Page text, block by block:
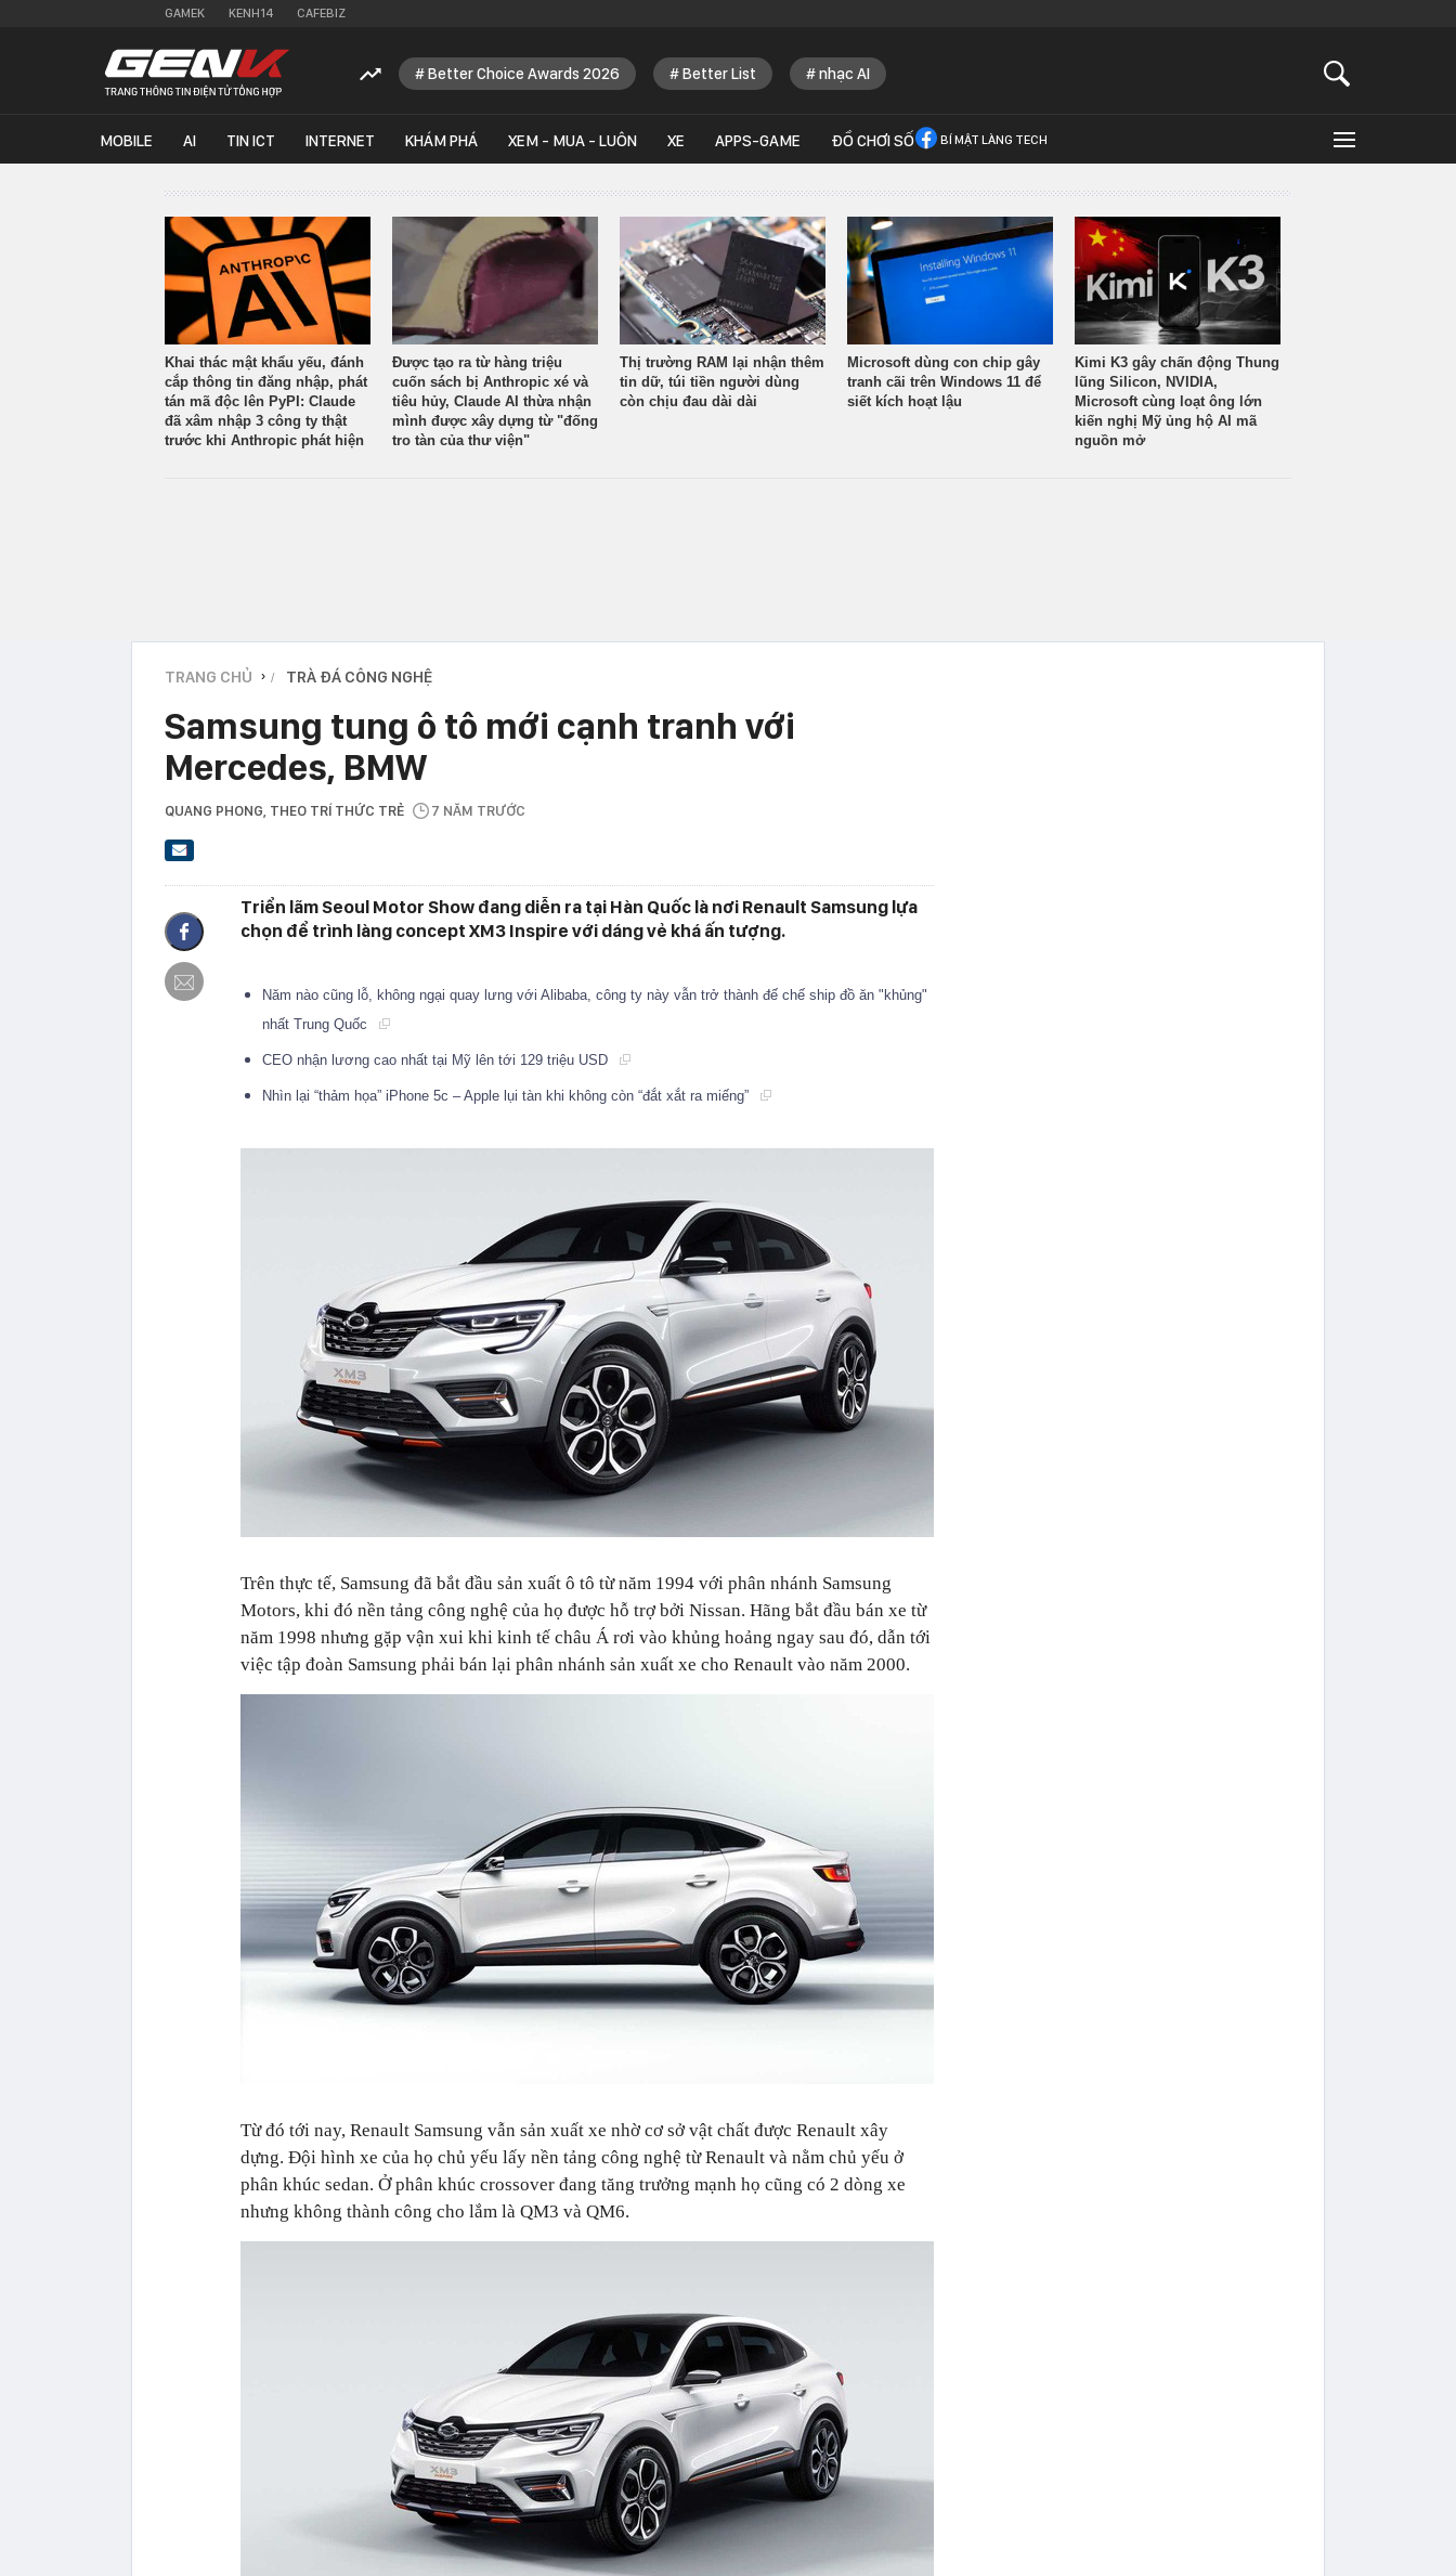
GAMEK KENH14 CAFEBIZ
Better Choice Awards 2026 Better List nhạc AI
MOBILE AI TIN ICT INTERNET KHÁM PHÁ XEM - MUA - LUÔN XE APPS-GAME ĐỒ CHƠI SỐ BÍ MẬT LÀNG TECH
Khai thác mật khẩu yếu, đánh
cắp thông tin đăng nhập, phát
tán mã độc lên PyPI: Claude
đã xâm nhập 3 công ty thật
trước khi Anthropic phát hiện
Được tạo ra từ hàng triệu
cuốn sách bị Anthropic xé và
tiêu hủy, Claude AI thừa nhận
mình được xây dựng từ "đống
tro tàn của thư viện"
Thị trường RAM lại nhận thêm
tin dữ, túi tiền người dùng
còn chịu đau dài dài
Microsoft dùng con chip gây
tranh cãi trên Windows 11 để
siết kích hoạt lậu
Kimi K3 gây chấn động Thung
lũng Silicon, NVIDIA,
Microsoft cùng loạt ông lớn
kiến nghị Mỹ ủng hộ AI mã
nguồn mở
TRANG CHỦ › TRÀ ĐÁ CÔNG NGHỆ
Samsung tung ô tô mới cạnh tranh với
Mercedes, BMW
QUANG PHONG , THEO TRÍ THỨC TRẺ 7 NĂM TRƯỚC
Triển lãm Seoul Motor Show đang diễn ra tại Hàn Quốc là nơi Renault Samsung lựa
chọn để trình làng concept XM3 Inspire với dáng vẻ khá ấn tượng.
Năm nào cũng lỗ, không ngại quay lưng với Alibaba, công ty này vẫn trở thành đế chế ship đồ ăn "khủng"
nhất Trung Quốc
CEO nhận lương cao nhất tại Mỹ lên tới 129 triệu USD
Nhìn lại “thảm họa” iPhone 5c – Apple lụi tàn khi không còn “đắt xắt ra miếng”
Trên thực tế, Samsung đã bắt đầu sản xuất ô tô từ năm 1994 với phân nhánh Samsung
Motors, khi đó nền tảng công nghệ của họ được hỗ trợ bởi Nissan. Hãng bắt đầu bán xe từ
năm 1998 nhưng gặp vận xui khi kinh tế châu Á rơi vào khủng hoảng ngay sau đó, dẫn tới
việc tập đoàn Samsung phải bán lại phân nhánh sản xuất xe cho Renault vào năm 2000.
Từ đó tới nay, Renault Samsung vẫn sản xuất xe nhờ cơ sở vật chất được Renault xây
dựng. Đội hình xe của họ chủ yếu lấy nền tảng công nghệ từ Renault và nằm chủ yếu ở
phân khúc sedan. Ở phân khúc crossover đang tăng trưởng mạnh họ cũng có 2 dòng xe
nhưng không thành công cho lắm là QM3 và QM6.